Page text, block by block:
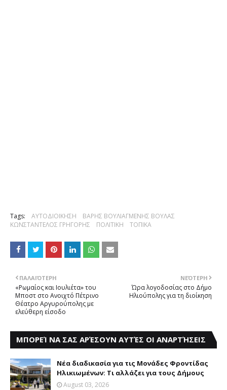
Tags: ΑΥΤΟΔΙΟΙΚΗΣΗ
ΒΑΡΗΣ ΒΟΥΛΙΑΓΜΕΝΗΣ ΒΟΥΛΑΣ
ΚΩΝΣΤΑΝΤΕΛΟΣ ΓΡΗΓΟΡΗΣ
ΠΟΛΙΤΙΚΗ ΤΟΠΙΚΑ
ΝΕΌΤΕΡΗ
Ώρα λογοδοσίας στο Δήμο
Hλιούπολης για τη διoίκηση
ΠΑΛΑΙΌΤΕΡΗ
«Pωμαίος και Iουλιέτα» του
Μποστ στο Ανοιχτό Πέτρινο
Θέατρο Αργυρούπολης με
ελεύθερη είσοδο
ΜΠΟΡΕΊ ΝΑ ΣΑΣ ΑΡΈΣΟΥΝ ΑΥΤΈΣ ΟΙ ΑΝΑΡΤΉΣΕΙΣ
Nέα διαδικασία για τις Mονάδες Φροντίδας
Hλικιωμένων: Tι αλλάζει για τους Δήμους
August 03, 2026